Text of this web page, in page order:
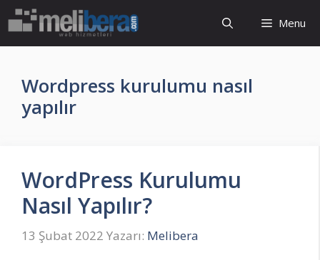
İçeriğe
Menu
Wordpress kurulumu nasıl
yapılır
WordPress Kurulumu
Nasıl Yapılır?
13 Şubat 2022 Yazarı: Melibera